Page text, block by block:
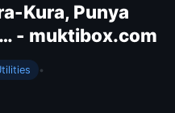
Kura, Punya
- muktibox.com
•